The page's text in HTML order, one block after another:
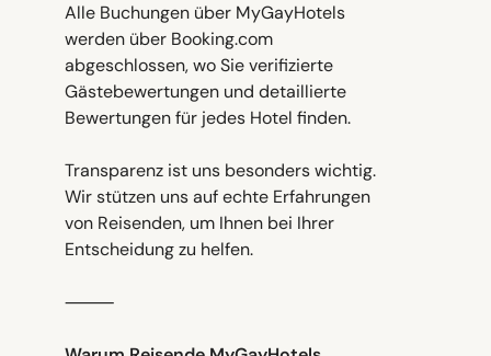
Alle Buchungen über MyGayHotels
werden über Booking.com
abgeschlossen, wo Sie verifizierte
Gästebewertungen und detaillierte
Bewertungen für jedes Hotel finden.
Transparenz ist uns besonders wichtig.
Wir stützen uns auf echte Erfahrungen
von Reisenden, um Ihnen bei Ihrer
Entscheidung zu helfen.
⸻